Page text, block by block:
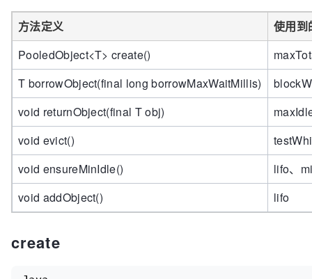
方法定义
使用到
PooledObject<T> create()
T borrowObject(final long borrowMaxWaitMillis)
void returnObject(final T obj)
void evict()
void ensureMinIdle()
lifo、
void addObject()
lifo
create